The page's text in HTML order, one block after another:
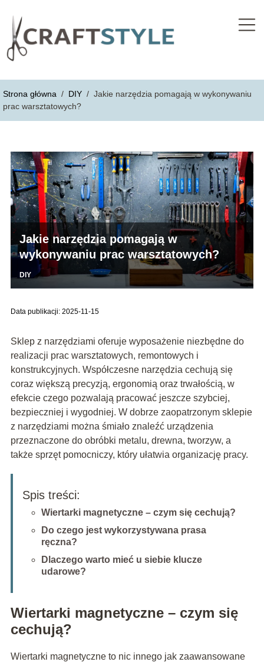
Strona główna / DIY / Jakie narzędzia pomagają w wykonywaniu
prac warsztatowych?
Jakie narzędzia pomagają w
wykonywaniu prac warsztatowych?
DIY
Data publikacji: 2025-11-15
Sklep z narzędziami oferuje wyposażenie niezbędne do
realizacji prac warsztatowych, remontowych i
konstrukcyjnych. Współczesne narzędzia cechują się
coraz większą precyzją, ergonomią oraz trwałością, w
efekcie czego pozwalają pracować jeszcze szybciej,
bezpieczniej i wygodniej. W dobrze zaopatrzonym sklepie
z narzędziami można śmiało znaleźć urządzenia
przeznaczone do obróbki metalu, drewna, tworzyw, a
także sprzęt pomocniczy, który ułatwia organizację pracy.
Spis treści:
Wiertarki magnetyczne – czym się cechują?
Do czego jest wykorzystywana prasa
ręczna?
Dlaczego warto mieć u siebie klucze
udarowe?
Wiertarki magnetyczne – czym się
cechują?
Wiertarki magnetyczne to nic innego jak zaawansowane